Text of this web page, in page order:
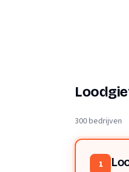
300 bedrijven
1